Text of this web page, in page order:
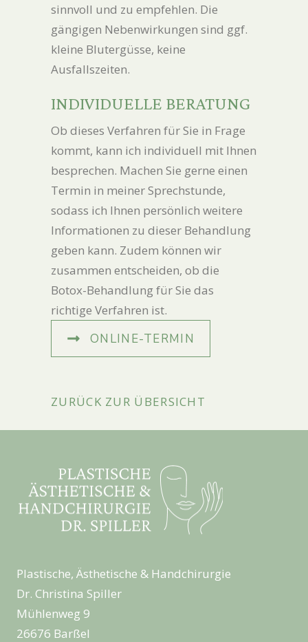
sinnvoll und zu empfehlen. Die
gängigen Nebenwirkungen sind ggf.
kleine Blutergüsse, keine
Ausfallszeiten.
INDIVIDUELLE BERATUNG
Ob dieses Verfahren für Sie in Frage
kommt, kann ich individuell mit Ihnen
besprechen. Machen Sie gerne einen
Termin in meiner Sprechstunde,
sodass ich Ihnen persönlich weitere
Informationen zu dieser Behandlung
geben kann. Zudem können wir
zusammen entscheiden, ob die
Botox-Behandlung für Sie das
richtige Verfahren ist.
ONLINE-TERMIN
ZURÜCK ZUR ÜBERSICHT
Plastische, Ästhetische & Handchirurgie
Dr. Christina Spiller
Mühlenweg 9
26676 Barßel